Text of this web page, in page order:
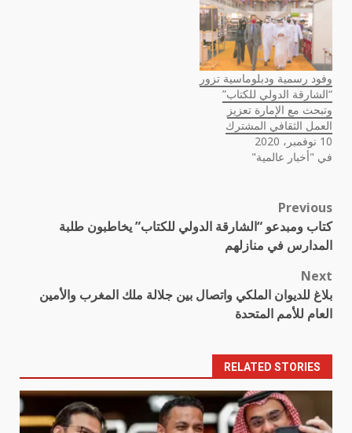
وفود رسمية ودبلوماسية تزور
“الشارقة الدولي للكتاب”
وتبحث مع الإمارة تعزيز
العمل الثقافي المشترك
10 نوفمبر، 2020
في "أخبار عالمية"
Post
navigation
Previous
كتاب ومبدعو “الشارقة الدولي للكتاب” يخاطبون طلبة
المدارس في منازلهم
Next
بلاغ للديوان الملكي واتصال بين جلالة ملك المغرب والأمين
العام للأمم المتحدة
RELATED STORIES